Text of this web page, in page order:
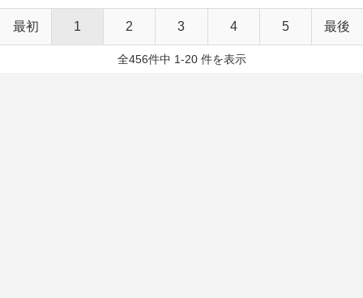
最初 1 2 3 4 5 最後
全456件中 1-20 件を表示